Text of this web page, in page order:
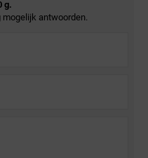
g.
antwoorden.